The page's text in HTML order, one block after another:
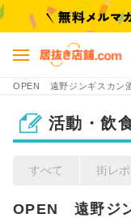
OPEN 遠野ジンギスカン
活動・飲
すべて 街レポ
OPEN　遠野ジ